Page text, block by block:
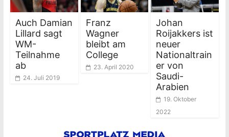
Auch Damian
Lillard sagt
WM-
Teilnahme
ab
24. Juli 2019
Franz
Wagner
bleibt am
College
23. April 2020
Johan
Roijakkers ist
neuer
Nationaltrain
er von
Saudi-
Arabien
19. Oktober
2022